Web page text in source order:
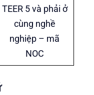
TEER 5 và phải ở
cùng nghề
nghiệp – mã
NOC